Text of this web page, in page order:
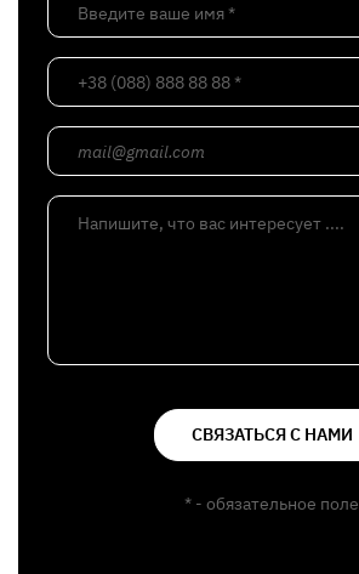
Введите ваше имя *
+38 (088) 888 88 88 *
mail@gmail.com
Напишите, что вас интересует ....
СВЯЗАТЬСЯ С НАМИ
* - обязательное поле